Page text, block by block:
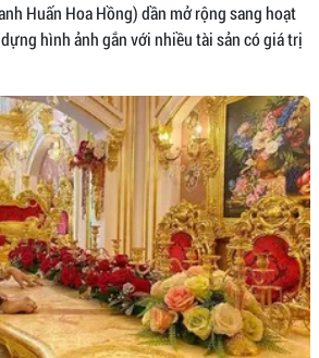
Huấn Hoa Hồng) dần mở rộng sang hoạt
hình ảnh gắn với nhiều tài sản có giá trị